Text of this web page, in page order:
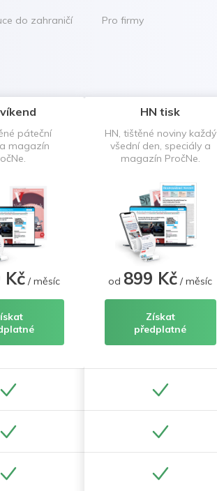
do zahraničí Pro firmy
páteční
magazín
Kč / měsíc
HN tisk
HN, tištěné noviny každý
všední den, speciály a
magazín PročNe.
od 899 Kč / měsíc
Získat
předplatné